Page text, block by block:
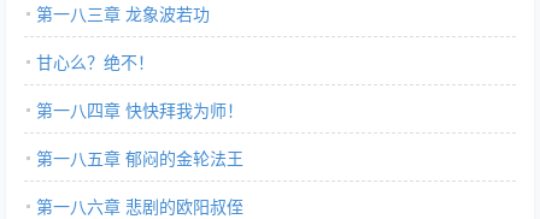
第一八三章 龙象波若功
甘心么？绝不！
第一八四章 快快拜我为师！
第一八五章 郁闷的金轮法王
第一八六章 悲剧的欧阳叔侄